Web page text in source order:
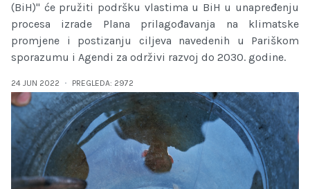
(BiH)" će pružiti podršku vlastima u BiH u unapređenju
procesa izrade Plana prilagođavanja na klimatske
promjene i postizanju ciljeva navedenih u Pariškom
sporazumu i Agendi za održivi razvoj do 2030. godine.
24 JUN 2022 PREGLEDA: 2972